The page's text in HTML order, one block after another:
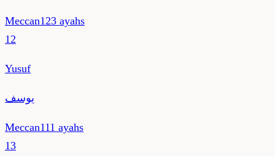
Meccan123 ayahs
12
Yusuf
يوسف
Meccan111 ayahs
13